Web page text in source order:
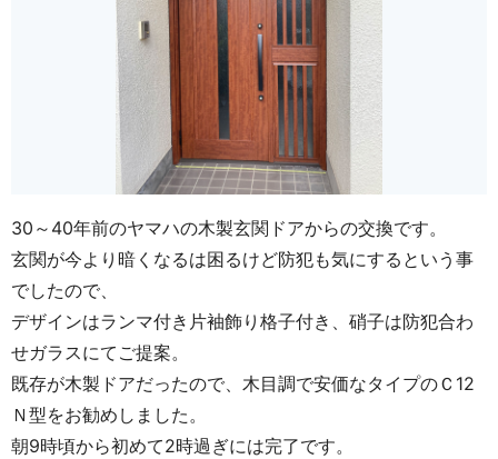
30～40年前のヤマハの木製玄関ドアからの交換です。
玄関が今より暗くなるは困るけど防犯も気にするという事
でしたので、
デザインはランマ付き片袖飾り格子付き、硝子は防犯合わ
せガラスにてご提案。
既存が木製ドアだったので、木目調で安価なタイプのＣ12
Ｎ型をお勧めしました。
朝9時頃から初めて2時過ぎには完了です。